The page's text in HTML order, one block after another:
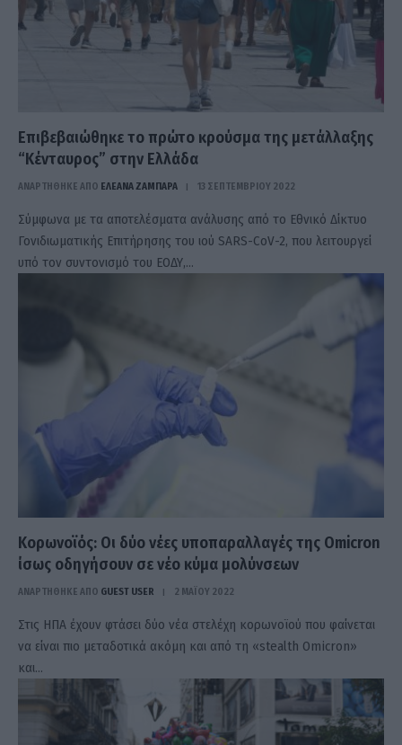
Επιβεβαιώθηκε το πρώτο κρούσμα της μετάλλαξης
“Κένταυρος” στην Ελλάδα
ΑΝΑΡΤΗΘΗΚΕ ΑΠΟ ΕΛΕΑΝΑ ΖΑΜΠΑΡΑ 13 ΣΕΠΤΕΜΒΡΊΟΥ 2022
Σύμφωνα με τα αποτελέσματα ανάλυσης από το Eθνικό Δίκτυο
Γονιδιωματικής Επιτήρησης του ιού SARS-CoV-2, που λειτουργεί
υπό τον συντονισμό του ΕΟΔΥ,…
Κορωνοϊός: Οι δύο νέες υποπαραλλαγές της Omicron
ίσως οδηγήσουν σε νέο κύμα μολύνσεων
ΑΝΑΡΤΗΘΗΚΕ ΑΠΟ GUEST USER 2 ΜΑΪ́ΟΥ 2022
Στις ΗΠΑ έχουν φτάσει δύο νέα στελέχη κορωνοϊού που φαίνεται
να είναι πιο μεταδοτικά ακόμη και από τη «stealth Omicron»
και…